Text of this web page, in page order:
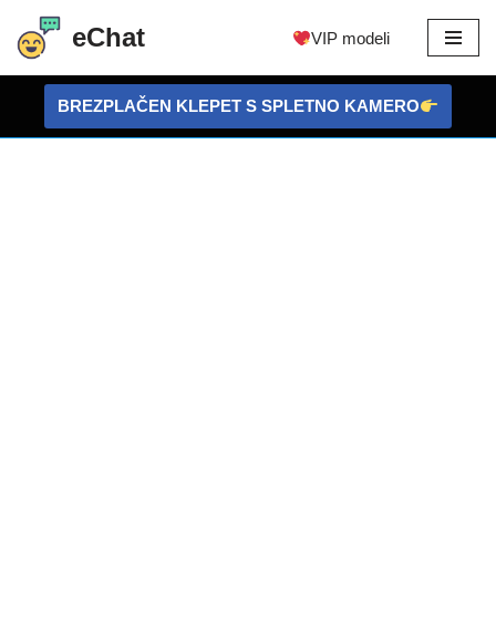
Preskoči
vsebino
eChat VIP modeli
BREZPLAČEN KLEPET S SPLETNO KAMERO